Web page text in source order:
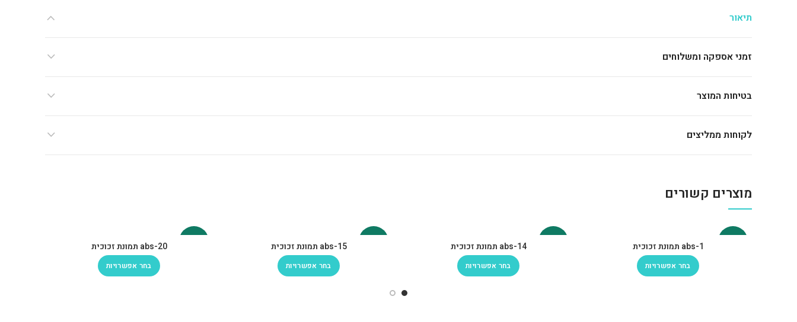
תיאור
זמני אספקה ומשלוחים
בטיחות המוצר
לקוחות ממליצים
מוצרים קשורים
abs-1 תמונת זכוכית
בחר אפשרויות
abs-14 תמונת זכוכית
בחר אפשרויות
abs-15 תמונת זכוכית
בחר אפשרויות
abs-20 תמונת זכוכית
בחר אפשרויות